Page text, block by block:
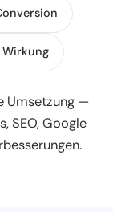
Wirkung
Umsetzung —
SEO, Google